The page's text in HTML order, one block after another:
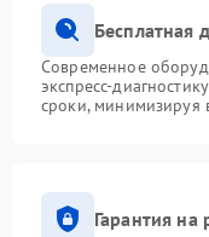
Бесплатная
Современное
экспресс-
сроки, минимизируя
Гарантия на